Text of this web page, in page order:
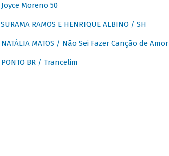
Joyce Moreno 50
SURAMA RAMOS E HENRIQUE ALBINO / SH
NATÁLIA MATOS / Não Sei Fazer Canção de Amor
PONTO BR / Trancelim